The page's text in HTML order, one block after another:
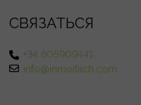
СВЯЗАТЬСЯ
+34 605909441
info@inmoifach.com